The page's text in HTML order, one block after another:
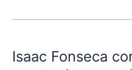
Isaac Fonseca
corta